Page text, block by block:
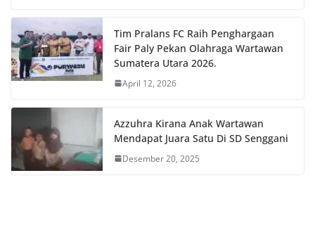
Tim Pralans FC Raih Penghargaan
Fair Paly Pekan Olahraga Wartawan
Sumatera Utara 2026.
April 12, 2026
Azzuhra Kirana Anak Wartawan
Mendapat Juara Satu Di SD Senggani
Desember 20, 2025